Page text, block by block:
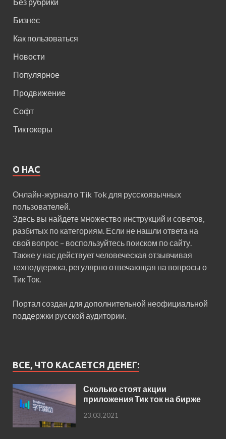
Бизнес
Как пользоваться
Новости
Популярное
Продвижение
Софт
Тиктокеры
О НАС
Онлайн-журнал о Tik Tok для русскоязычных
пользователей.
Здесь вы найдете множество инструкций и советов,
разбитых по категориям. Если не нашли ответа на
свой вопрос – воспользуйтесь поиском по сайту.
Также у нас действует человеческая отзывчивая
техподдержка, регулярно отвечающая на вопросы о
Тик Ток.
Портал создан для дополнительной неофициальной
поддержки русской аудитории.
ВСЕ, ЧТО КАСАЕТСЯ ДЕНЕГ:
Сколько стоят акции
приложения Тик ток на бирже
23.03.2021